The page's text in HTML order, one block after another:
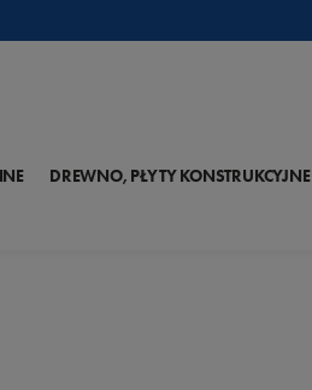
DREWNO, PŁYTY KONSTRUKCYJNE